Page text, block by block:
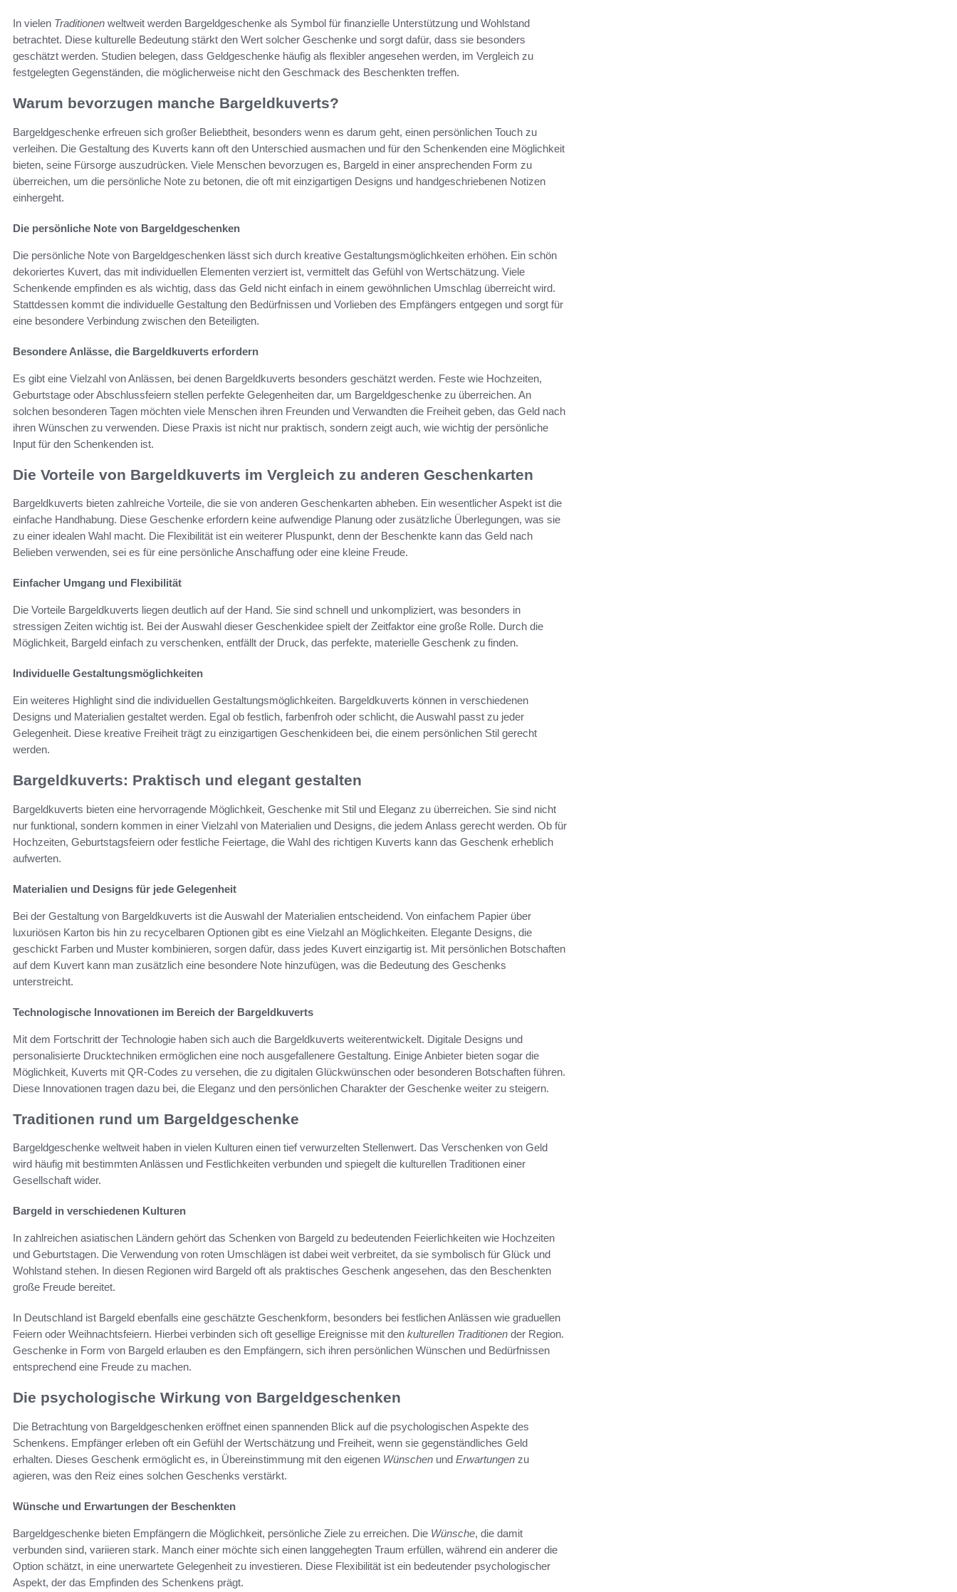
In vielen Traditionen weltweit werden Bargeldgeschenke als Symbol für finanzielle Unterstützung und Wohlstand
betrachtet. Diese kulturelle Bedeutung stärkt den Wert solcher Geschenke und sorgt dafür, dass sie besonders
geschätzt werden. Studien belegen, dass Geldgeschenke häufig als flexibler angesehen werden, im Vergleich zu
festgelegten Gegenständen, die möglicherweise nicht den Geschmack des Beschenkten treffen.
Warum bevorzugen manche Bargeldkuverts?
Bargeldgeschenke erfreuen sich großer Beliebtheit, besonders wenn es darum geht, einen persönlichen Touch zu
verleihen. Die Gestaltung des Kuverts kann oft den Unterschied ausmachen und für den Schenkenden eine Möglichkeit
bieten, seine Fürsorge auszudrücken. Viele Menschen bevorzugen es, Bargeld in einer ansprechenden Form zu
überreichen, um die persönliche Note zu betonen, die oft mit einzigartigen Designs und handgeschriebenen Notizen
einhergeht.
Die persönliche Note von Bargeldgeschenken
Die persönliche Note von Bargeldgeschenken lässt sich durch kreative Gestaltungsmöglichkeiten erhöhen. Ein schön
dekoriertes Kuvert, das mit individuellen Elementen verziert ist, vermittelt das Gefühl von Wertschätzung. Viele
Schenkende empfinden es als wichtig, dass das Geld nicht einfach in einem gewöhnlichen Umschlag überreicht wird.
Stattdessen kommt die individuelle Gestaltung den Bedürfnissen und Vorlieben des Empfängers entgegen und sorgt für
eine besondere Verbindung zwischen den Beteiligten.
Besondere Anlässe, die Bargeldkuverts erfordern
Es gibt eine Vielzahl von Anlässen, bei denen Bargeldkuverts besonders geschätzt werden. Feste wie Hochzeiten,
Geburtstage oder Abschlussfeiern stellen perfekte Gelegenheiten dar, um Bargeldgeschenke zu überreichen. An
solchen besonderen Tagen möchten viele Menschen ihren Freunden und Verwandten die Freiheit geben, das Geld nach
ihren Wünschen zu verwenden. Diese Praxis ist nicht nur praktisch, sondern zeigt auch, wie wichtig der persönliche
Input für den Schenkenden ist.
Die Vorteile von Bargeldkuverts im Vergleich zu anderen Geschenkarten
Bargeldkuverts bieten zahlreiche Vorteile, die sie von anderen Geschenkarten abheben. Ein wesentlicher Aspekt ist die
einfache Handhabung. Diese Geschenke erfordern keine aufwendige Planung oder zusätzliche Überlegungen, was sie
zu einer idealen Wahl macht. Die Flexibilität ist ein weiterer Pluspunkt, denn der Beschenkte kann das Geld nach
Belieben verwenden, sei es für eine persönliche Anschaffung oder eine kleine Freude.
Einfacher Umgang und Flexibilität
Die Vorteile Bargeldkuverts liegen deutlich auf der Hand. Sie sind schnell und unkompliziert, was besonders in
stressigen Zeiten wichtig ist. Bei der Auswahl dieser Geschenkidee spielt der Zeitfaktor eine große Rolle. Durch die
Möglichkeit, Bargeld einfach zu verschenken, entfällt der Druck, das perfekte, materielle Geschenk zu finden.
Individuelle Gestaltungsmöglichkeiten
Ein weiteres Highlight sind die individuellen Gestaltungsmöglichkeiten. Bargeldkuverts können in verschiedenen
Designs und Materialien gestaltet werden. Egal ob festlich, farbenfroh oder schlicht, die Auswahl passt zu jeder
Gelegenheit. Diese kreative Freiheit trägt zu einzigartigen Geschenkideen bei, die einem persönlichen Stil gerecht
werden.
Bargeldkuverts: Praktisch und elegant gestalten
Bargeldkuverts bieten eine hervorragende Möglichkeit, Geschenke mit Stil und Eleganz zu überreichen. Sie sind nicht
nur funktional, sondern kommen in einer Vielzahl von Materialien und Designs, die jedem Anlass gerecht werden. Ob für
Hochzeiten, Geburtstagsfeiern oder festliche Feiertage, die Wahl des richtigen Kuverts kann das Geschenk erheblich
aufwerten.
Materialien und Designs für jede Gelegenheit
Bei der Gestaltung von Bargeldkuverts ist die Auswahl der Materialien entscheidend. Von einfachem Papier über
luxuriösen Karton bis hin zu recycelbaren Optionen gibt es eine Vielzahl an Möglichkeiten. Elegante Designs, die
geschickt Farben und Muster kombinieren, sorgen dafür, dass jedes Kuvert einzigartig ist. Mit persönlichen Botschaften
auf dem Kuvert kann man zusätzlich eine besondere Note hinzufügen, was die Bedeutung des Geschenks
unterstreicht.
Technologische Innovationen im Bereich der Bargeldkuverts
Mit dem Fortschritt der Technologie haben sich auch die Bargeldkuverts weiterentwickelt. Digitale Designs und
personalisierte Drucktechniken ermöglichen eine noch ausgefallenere Gestaltung. Einige Anbieter bieten sogar die
Möglichkeit, Kuverts mit QR-Codes zu versehen, die zu digitalen Glückwünschen oder besonderen Botschaften führen.
Diese Innovationen tragen dazu bei, die Eleganz und den persönlichen Charakter der Geschenke weiter zu steigern.
Traditionen rund um Bargeldgeschenke
Bargeldgeschenke weltweit haben in vielen Kulturen einen tief verwurzelten Stellenwert. Das Verschenken von Geld
wird häufig mit bestimmten Anlässen und Festlichkeiten verbunden und spiegelt die kulturellen Traditionen einer
Gesellschaft wider.
Bargeld in verschiedenen Kulturen
In zahlreichen asiatischen Ländern gehört das Schenken von Bargeld zu bedeutenden Feierlichkeiten wie Hochzeiten
und Geburtstagen. Die Verwendung von roten Umschlägen ist dabei weit verbreitet, da sie symbolisch für Glück und
Wohlstand stehen. In diesen Regionen wird Bargeld oft als praktisches Geschenk angesehen, das den Beschenkten
große Freude bereitet.
In Deutschland ist Bargeld ebenfalls eine geschätzte Geschenkform, besonders bei festlichen Anlässen wie graduellen
Feiern oder Weihnachtsfeiern. Hierbei verbinden sich oft gesellige Ereignisse mit den kulturellen Traditionen der Region.
Geschenke in Form von Bargeld erlauben es den Empfängern, sich ihren persönlichen Wünschen und Bedürfnissen
entsprechend eine Freude zu machen.
Die psychologische Wirkung von Bargeldgeschenken
Die Betrachtung von Bargeldgeschenken eröffnet einen spannenden Blick auf die psychologischen Aspekte des
Schenkens. Empfänger erleben oft ein Gefühl der Wertschätzung und Freiheit, wenn sie gegenständliches Geld
erhalten. Dieses Geschenk ermöglicht es, in Übereinstimmung mit den eigenen Wünschen und Erwartungen zu
agieren, was den Reiz eines solchen Geschenks verstärkt.
Wünsche und Erwartungen der Beschenkten
Bargeldgeschenke bieten Empfängern die Möglichkeit, persönliche Ziele zu erreichen. Die Wünsche, die damit
verbunden sind, variieren stark. Manch einer möchte sich einen langgehegten Traum erfüllen, während ein anderer die
Option schätzt, in eine unerwartete Gelegenheit zu investieren. Diese Flexibilität ist ein bedeutender psychologischer
Aspekt, der das Empfinden des Schenkens prägt.